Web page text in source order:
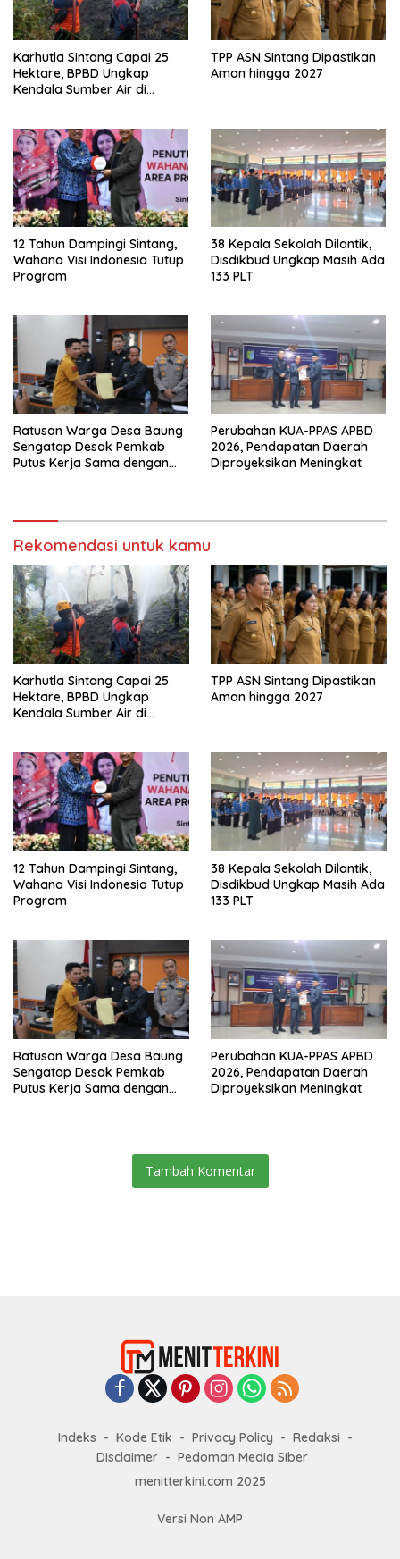
Karhutla Sintang Capai 25
Hektare, BPBD Ungkap
Kendala Sumber Air di
TPP ASN Sintang Dipastikan
Aman hingga 2027
12 Tahun Dampingi Sintang,
Wahana Visi Indonesia Tutup
Program
38 Kepala Sekolah Dilantik,
Disdikbud Ungkap Masih Ada
133 PLT
Ratusan Warga Desa Baung
Sengatap Desak Pemkab
Putus Kerja Sama dengan
Perubahan KUA-PPAS APBD
2026, Pendapatan Daerah
Diproyeksikan Meningkat
Rekomendasi untuk kamu
Karhutla Sintang Capai 25
Hektare, BPBD Ungkap
Kendala Sumber Air di
TPP ASN Sintang Dipastikan
Aman hingga 2027
12 Tahun Dampingi Sintang,
Wahana Visi Indonesia Tutup
Program
38 Kepala Sekolah Dilantik,
Disdikbud Ungkap Masih Ada
133 PLT
Ratusan Warga Desa Baung
Sengatap Desak Pemkab
Putus Kerja Sama dengan
Perubahan KUA-PPAS APBD
2026, Pendapatan Daerah
Diproyeksikan Meningkat
Tambah Komentar
Indeks Kode Etik Privacy Policy
Redaksi
Disclaimer
Pedoman Media Siber
menitterkini.com 2025
Versi Non AMP